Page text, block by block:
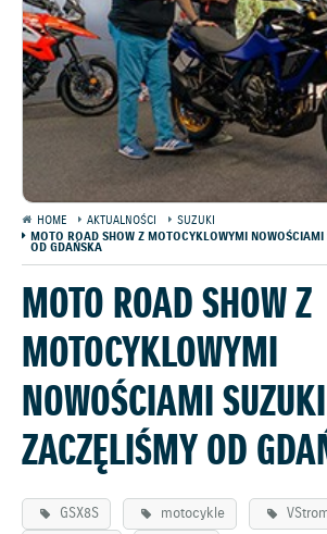
HOME AKTUALNOŚCI
SUZUKI
MOTO ROAD SHOW Z MOTOCYKLOWYMI
OD GDAŃSKA
MOTO ROAD SHOW Z
MOTOCYKLOWYMI
NOWOŚCIAMI
ZACZĘLIŚMY OD
GSX8S motocykle